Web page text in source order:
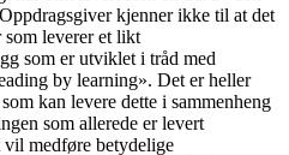
kjenner ikke til at det
som leverer et likt
som er utviklet i tråd med
by learning». Det er heller
kan levere dette i sammenheng
som allerede er levert
vil medføre betydelige